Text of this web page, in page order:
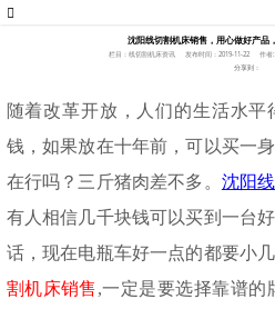
沈阳线切割机床销售，用心做好产品
栏目：线切割机床资讯 发布时间：2019-11-22 作者
分享到：
随着改革开放，人们的生活水
钱，如果放在十年前，可以买一
在行吗？三斤猪肉差不多。 沈阳
有人相信几千块钱可以买到一台
话，现在电瓶车好一点的都要小
割机床销售 ,一定是要选择靠谱的